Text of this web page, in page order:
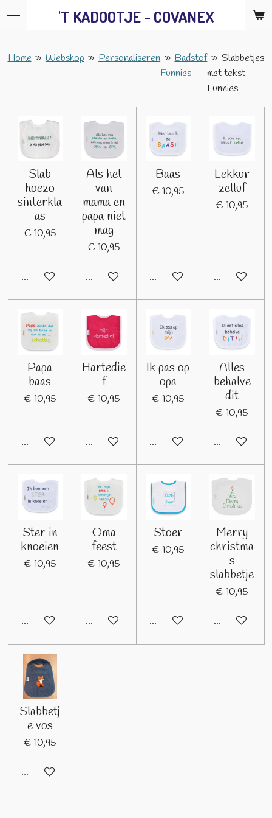
Ga
de
'T KADOOTJE - COVANEX
Home » Webshop » Personaliseren » Badstof
Funnies
» Slabbetjes
met tekst
Funnies
Slab
hoezo
sinterkla
as
€ 10,95
In winkelwagen
Als het
van
mama en
papa niet
mag
€ 10,95
In winkelwagen
Baas
€ 10,95
In winkelwagen
Lekkur
zelluf
€ 10,95
In
Papa
baas
€ 10,95
In winkelwagen
Hartedie
f
€ 10,95
In winkelwagen
Ik pas op
opa
€ 10,95
In winkelwagen
Alles
behalve
dit
€ 10,95
In
Ster in
knoeien
€ 10,95
In winkelwagen
Oma
feest
€ 10,95
In winkelwagen
Stoer
€ 10,95
In winkelwagen
Merry
christma
s
slabbetje
€ 10,95
In
Slabbetj
e vos
€ 10,95
In winkelwagen